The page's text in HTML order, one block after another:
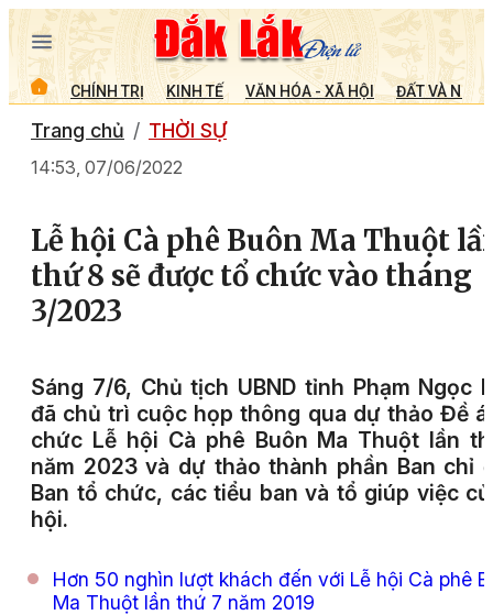
CHÍNH TRỊ KINH TẾ VĂN HÓA - XÃ HỘI ĐẤT VÀ
Trang chủ THỜI SỰ
14:53, 07/06/2022
Lễ hội Cà phê Buôn Ma Thuột
thứ 8 sẽ được tổ chức vào tháng
3/2023
Sáng 7/6, Chủ tịch UBND tỉnh Phạm Ngọc
đã chủ trì cuộc họp thông qua dự thảo Đề
chức Lễ hội Cà phê Buôn Ma Thuột lần
năm 2023 và dự thảo thành phần Ban chỉ
Ban tổ chức, các tiểu ban và tổ giúp việc
hội.
Hơn 50 nghìn lượt khách đến với Lễ hội Cà phê
Ma Thuột lần thứ 7 năm 2019